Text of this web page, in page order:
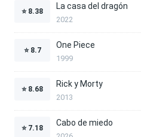
⭐ 8.38
La casa del dragón
2022
⭐ 8.7
One Piece
1999
⭐ 8.68
Rick y Morty
2013
⭐ 7.18
Cabo de miedo